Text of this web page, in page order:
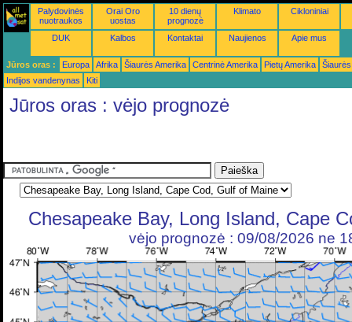
Palydovinės
nuotraukos
Orai Oro
uostas
10 dienų
prognozė
Klimato Cikloniniai
DUK Kalbos Kontaktai Naujienos Apie mus
Jūros oras : Europa Afrika Šiaurės Amerika Centrinė Amerika Pietų Amerika
Indijos vandenynas
Kiti
Jūros oras : vėjo prognozė
Chesapeake Bay, Long Island, Cape
vėjo prognozė : 09/08/2026 ne